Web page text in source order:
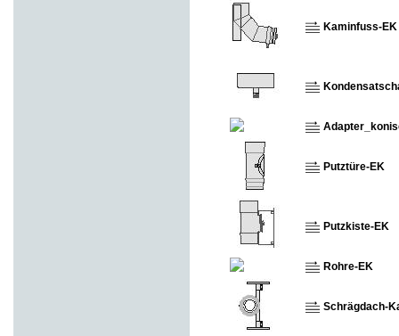
Kaminfuss-EK
Putztüre-EK
Putzkiste-EK
Rohre-EK
Schrägdach-